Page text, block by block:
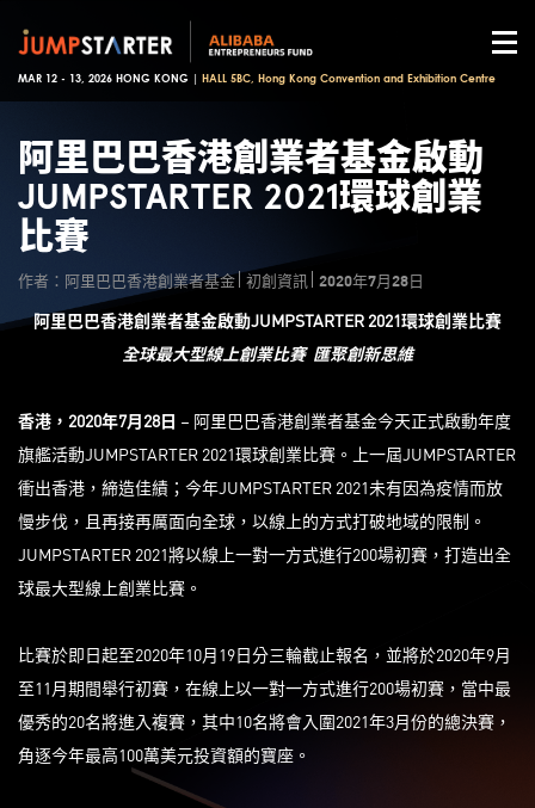
MAR 12 - 13, 2026 HONG KONG | HALL 5BC, Hong Kong Convention and Exhibition Centre
阿里巴巴香港創業者基金啟動
JUMPSTARTER 2021環球創業
比賽
作者：阿里巴巴香港創業者基金 初創資訊 2020年7月28日
阿里巴巴香港創業者基金啟動JUMPSTARTER 2021環球創業比賽
全球最大型線上創業比賽 匯聚創新思維
香港， 2020年7月28日 – 阿里巴巴香港創業者基金今天正式啟動年度
旗艦活動JUMPSTARTER 2021環球創業比賽。上一屆JUMPSTARTER
衝出香港，締造佳績；今年JUMPSTARTER 2021未有因為疫情而放
慢步伐，且再接再厲面向全球，以線上的方式打破地域的限制。
JUMPSTARTER 2021將以線上一對一方式進行200場初賽，打造出全
球最大型線上創業比賽。
比賽於即日起至2020年10月19日分三輪截止報名，並將於2020年9月
至11月期間舉行初賽，在線上以一對一方式進行200場初賽，當中最
優秀的20名將進入複賽，其中10名將會入圍2021年3月份的總決賽，
角逐今年最高100萬美元投資額的寶座。